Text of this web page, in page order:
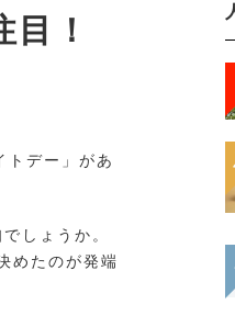
！
トデー」があ
しょうか。
めたのが発端